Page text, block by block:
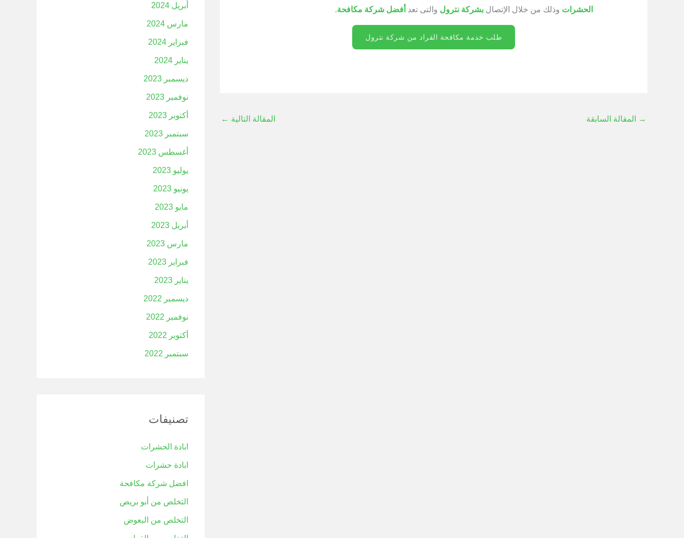
الحشرات وذلك من خلال الإتصال بشركة نترول والتى تعد أفضل شركة مكافحة.
طلب خدمة مكافحة القراد من شركة نترول
→ المقالة السابقة المقالة التالية ←
أبريل 2024
مارس 2024
فبراير 2024
يناير 2024
ديسمبر 2023
نوفمبر 2023
أكتوبر 2023
سبتمبر 2023
أغسطس 2023
يوليو 2023
يونيو 2023
مايو 2023
أبريل 2023
مارس 2023
فبراير 2023
يناير 2023
ديسمبر 2022
نوفمبر 2022
أكتوبر 2022
سبتمبر 2022
تصنيفات
ابادة الحشرات
ابادة حشرات
افضل شركة مكافحة
التخلص من أبو بريص
التخلص من البعوض